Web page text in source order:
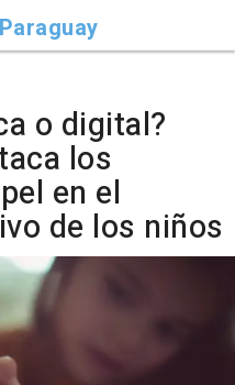
Paraguay
o digital?
los
en el
de los niños